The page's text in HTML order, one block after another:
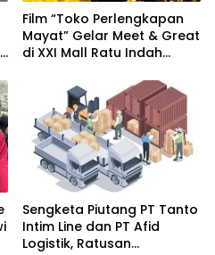
Film “Toko Perlengkapan
Mayat” Gelar Meet & Great
di XXI Mall Ratu Indah
Sengketa Piutang PT Tanto
Intim Line dan PT Afid
Logistik, Ratusan